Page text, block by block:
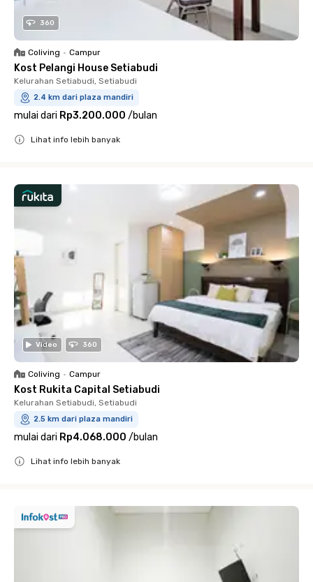
360
Coliving • Campur
Kost Pelangi House Setiabudi
Kelurahan Setiabudi, Setiabudi
2.4 km dari plaza mandiri
mulai dari Rp3.200.000 /bulan
Lihat info lebih banyak
Video 360
Coliving • Campur
Kost Rukita Capital Setiabudi
Kelurahan Setiabudi, Setiabudi
2.5 km dari plaza mandiri
mulai dari Rp4.068.000 /bulan
Lihat info lebih banyak